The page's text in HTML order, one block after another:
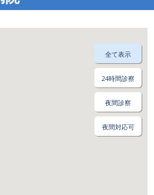
全て表示
24時間診察
夜間診察
夜間対応可